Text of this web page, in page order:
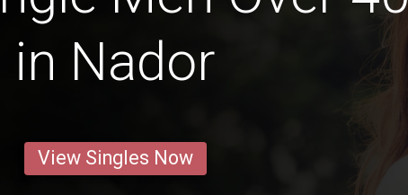
in Nador
View Singles Now